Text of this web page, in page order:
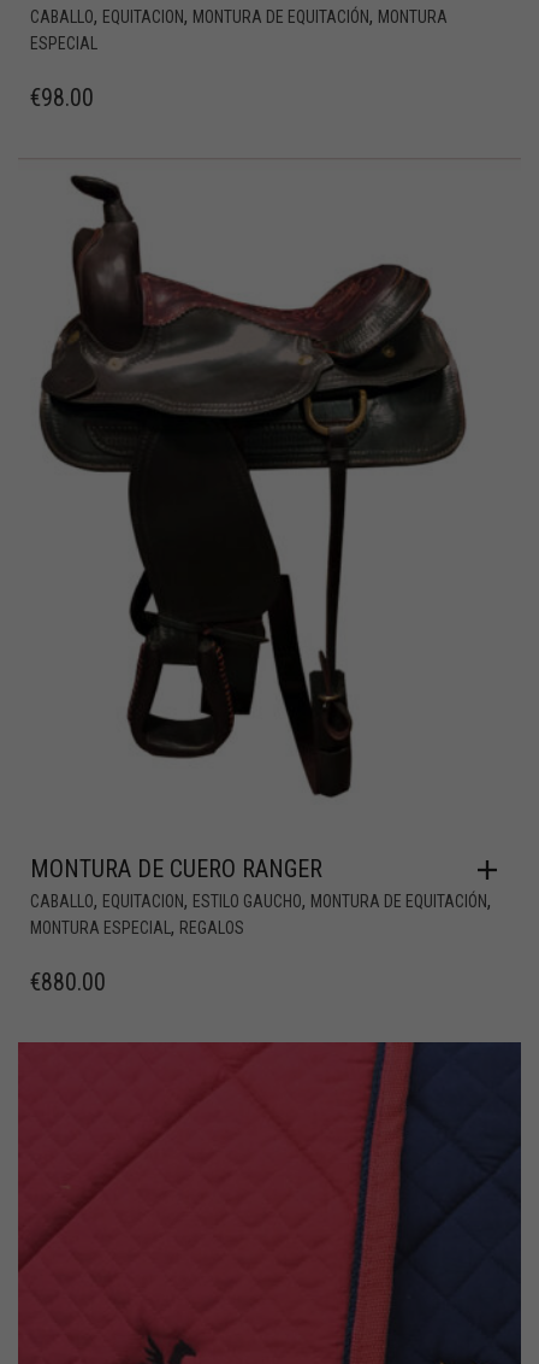
CABALLO, EQUITACION, MONTURA DE EQUITACIÓN, MONTURA
ESPECIAL
€98.00
MONTURA DE CUERO RANGER
CABALLO, EQUITACION, ESTILO GAUCHO, MONTURA DE EQUITACIÓN,
MONTURA ESPECIAL , REGALOS
€880.00